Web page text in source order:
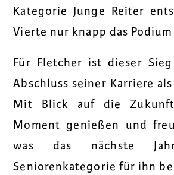
Kategorie Junge Reiter
Vierte nur knapp das
Für Fletcher ist dieser
Abschluss seiner Karriere
Mit Blick auf die
Moment genießen und
was das nächste
Seniorenkategorie für ihn